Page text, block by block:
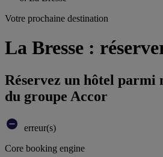
Votre prochaine destination
La Bresse :
Réservez un hôtel parmi
du groupe Accor
erreur(s)
Core booking engine